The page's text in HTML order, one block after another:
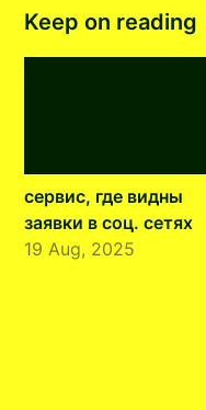
Keep on reading
сервис, где видны
заявки в соц. сетях
19 Aug, 2025